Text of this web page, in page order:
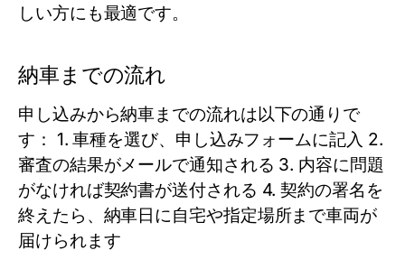
しい方にも最適です。
納車までの流れ
申し込みから納車までの流れは以下の通りで
す： 1. 車種を選び、申し込みフォームに記入 2.
審査の結果がメールで通知される 3. 内容に問題
がなければ契約書が送付される 4. 契約の署名を
終えたら、納車日に自宅や指定場所まで車両が
届けられます